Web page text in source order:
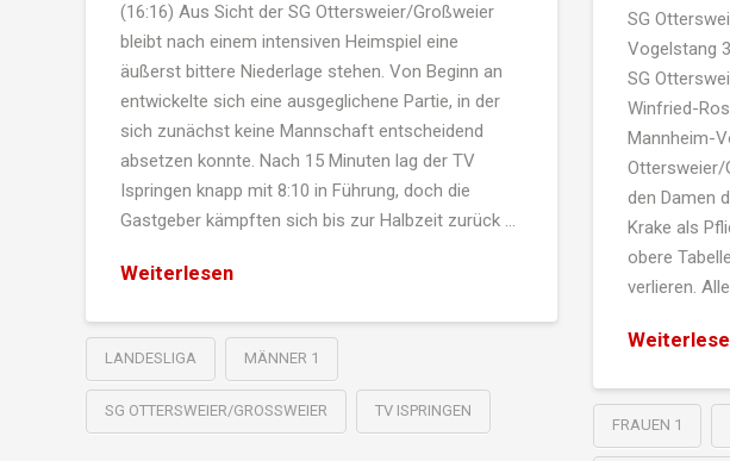
(16:16) Aus Sicht der SG Ottersweier/Großweier
bleibt nach einem intensiven Heimspiel eine
äußerst bittere Niederlage stehen. Von Beginn an
entwickelte sich eine ausgeglichene Partie, in der
sich zunächst keine Mannschaft entscheidend
absetzen konnte. Nach 15 Minuten lag der TV
Ispringen knapp mit 8:10 in Führung, doch die
Gastgeber kämpften sich bis zur Halbzeit zurück …
Weiterlesen
LANDESLIGA MÄNNER 1
SG OTTERSWEIER/GROSSWEIER TV ISPRINGEN
SG
Vogelstang
SG
Winfried-
Mannheim-
Ottersweier/
den Damen
Krake als
obere
verlieren.
FRAUEN 1